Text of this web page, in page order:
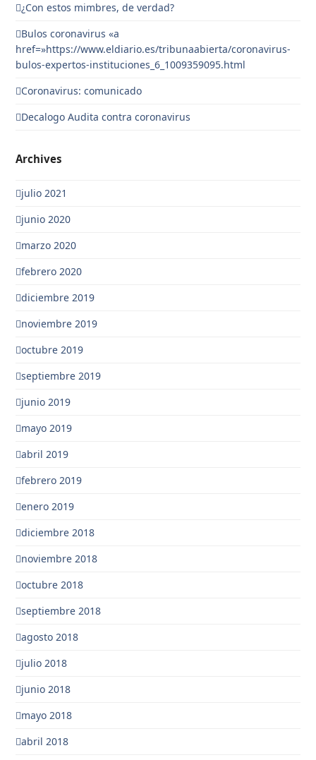
¿Con estos mimbres, de verdad?
Bulos coronavirus «a
href=»https://www.eldiario.es/tribunaabierta/coronavirus-
bulos-expertos-instituciones_6_1009359095.html
Coronavirus: comunicado
Decalogo Audita contra coronavirus
Archives
julio 2021
junio 2020
marzo 2020
febrero 2020
diciembre 2019
noviembre 2019
octubre 2019
septiembre 2019
junio 2019
mayo 2019
abril 2019
febrero 2019
enero 2019
diciembre 2018
noviembre 2018
octubre 2018
septiembre 2018
agosto 2018
julio 2018
junio 2018
mayo 2018
abril 2018